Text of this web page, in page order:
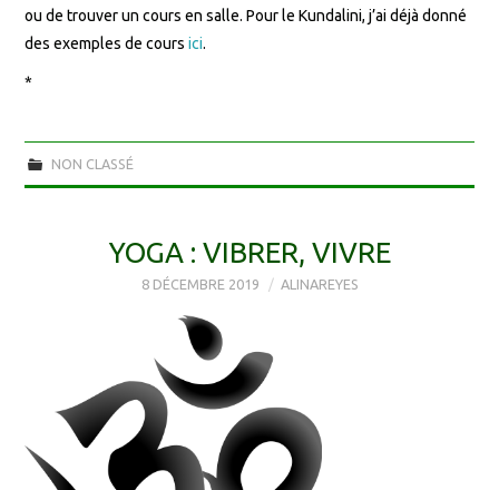
ou de trouver un cours en salle. Pour le Kundalini, j’ai déjà donné
des exemples de coursici.
*
NON CLASSÉ
YOGA : VIBRER, VIVRE
8 DÉCEMBRE 2019 ALINAREYES